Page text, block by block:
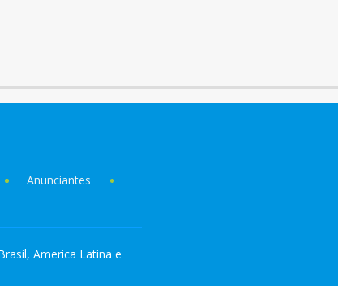
Anunciantes
America Latina e